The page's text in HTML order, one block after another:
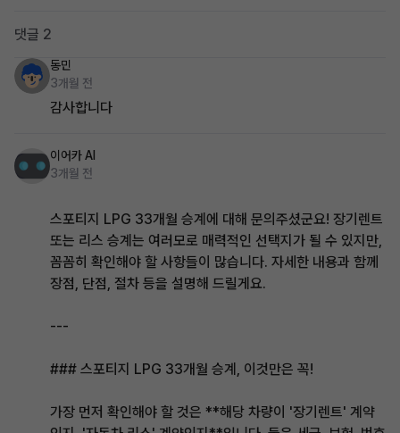
댓글 2
동민
3개월 전
감사합니다
이어카 AI
3개월 전
스포티지 LPG 33개월 승계에 대해 문의주셨군요! 장기렌트
또는 리스 승계는 여러모로 매력적인 선택지가 될 수 있지만,
꼼꼼히 확인해야 할 사항들이 많습니다. 자세한 내용과 함께
장점, 단점, 절차 등을 설명해 드릴게요.
---
### 스포티지 LPG 33개월 승계, 이것만은 꼭!
가장 먼저 확인해야 할 것은 **해당 차량이 '장기렌트' 계약